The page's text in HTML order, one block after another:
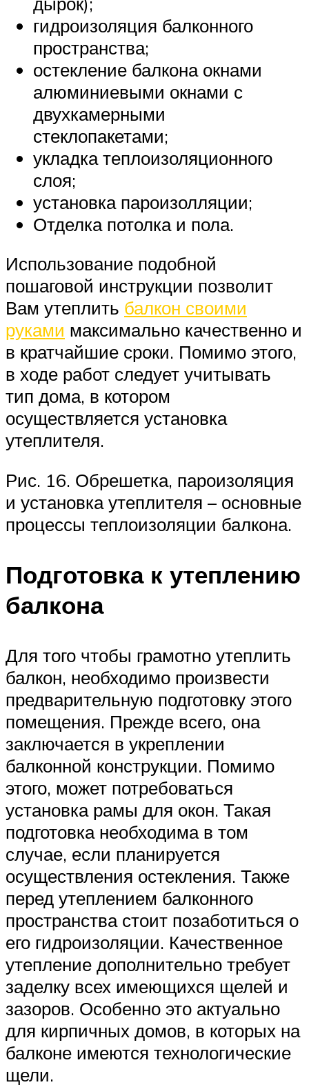
гидроизоляция балконного
пространства;
остекление балкона окнами
алюминиевыми окнами с
двухкамерными
стеклопакетами;
укладка теплоизоляционного
слоя;
установка пароизолляции;
Отделка потолка и пола.
Использование подобной
пошаговой инструкции позволит
Вам утеплить балкон своими
руками максимально качественно и
в кратчайшие сроки. Помимо этого,
в ходе работ следует учитывать
тип дома, в котором
осуществляется установка
утеплителя.
Рис. 16. Обрешетка, пароизоляция
и установка утеплителя – основные
процессы теплоизоляции балкона.
Подготовка к утеплению
балкона
Для того чтобы грамотно утеплить
балкон, необходимо произвести
предварительную подготовку этого
помещения. Прежде всего, она
заключается в укреплении
балконной конструкции. Помимо
этого, может потребоваться
установка рамы для окон. Такая
подготовка необходима в том
случае, если планируется
осуществления остекления. Также
перед утеплением балконного
пространства стоит позаботиться о
его гидроизоляции. Качественное
утепление дополнительно требует
заделку всех имеющихся щелей и
зазоров. Особенно это актуально
для кирпичных домов, в которых на
балконе имеются технологические
щели.